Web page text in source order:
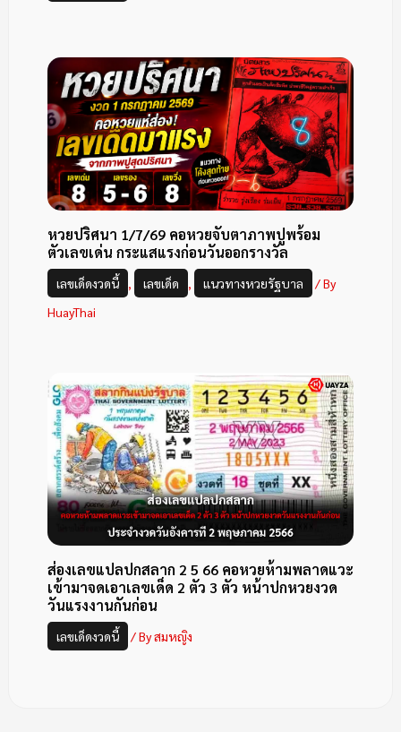
หวยปริศนา 1/7/69 คอหวยจับตาภาพปูพร้อม
ตัวเลขเด่น กระแสแรงก่อนวันออกรางวัล
เลขเด็ดงวดนี้ , เลขเด็ด , แนวทางหวยรัฐบาล
/ By
HuayThai
ส่องเลขแปลปกสลาก 2 5 66 คอหวยห้ามพลาดแวะ
เข้ามาจดเอาเลขเด็ด 2 ตัว 3 ตัว หน้าปกหวยงวด
วันแรงงานกันก่อน
เลขเด็ดงวดนี้ / Byสมหญิง